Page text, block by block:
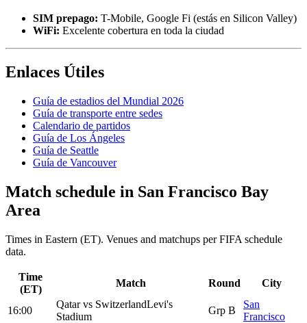
SIM prepago: T-Mobile, Google Fi (estás en Silicon Valley)
WiFi: Excelente cobertura en toda la ciudad
Enlaces Útiles
Guía de estadios del Mundial 2026
Guía de transporte entre sedes
Calendario de partidos
Guía de Los Ángeles
Guía de Seattle
Guía de Vancouver
Match schedule in San Francisco Bay
Area
Times in Eastern (ET). Venues and matchups per FIFA schedule
data.
Time
(ET)
Match Round City
16:00
Qatarvs SwitzerlandLevi's
Stadium
Grp B
San
Francisco